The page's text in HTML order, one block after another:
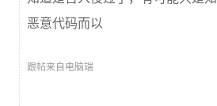
恶意代码而以
跟帖来自电脑端